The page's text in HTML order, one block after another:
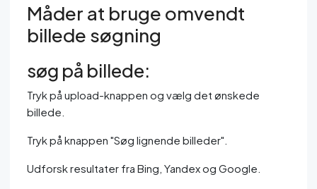
Måder at bruge omvendt
billede søgning
søg på billede:
Tryk på upload-knappen og vælg det ønskede
billede.
Tryk på knappen "Søg lignende billeder".
Udforsk resultater fra Bing, Yandex og Google.